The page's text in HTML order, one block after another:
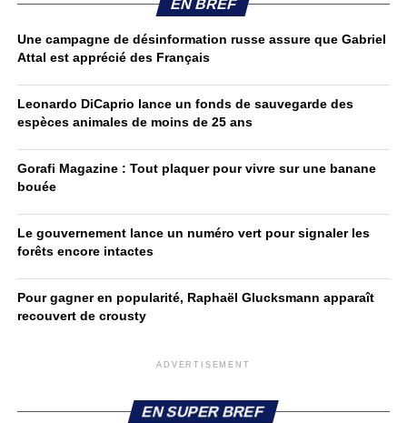
EN BREF
Une campagne de désinformation russe assure que Gabriel
Attal est apprécié des Français
Leonardo DiCaprio lance un fonds de sauvegarde des
espèces animales de moins de 25 ans
Gorafi Magazine : Tout plaquer pour vivre sur une banane
bouée
Le gouvernement lance un numéro vert pour signaler les
forêts encore intactes
Pour gagner en popularité, Raphaël Glucksmann apparaît
recouvert de crousty
ADVERTISEMENT
EN SUPER BREF